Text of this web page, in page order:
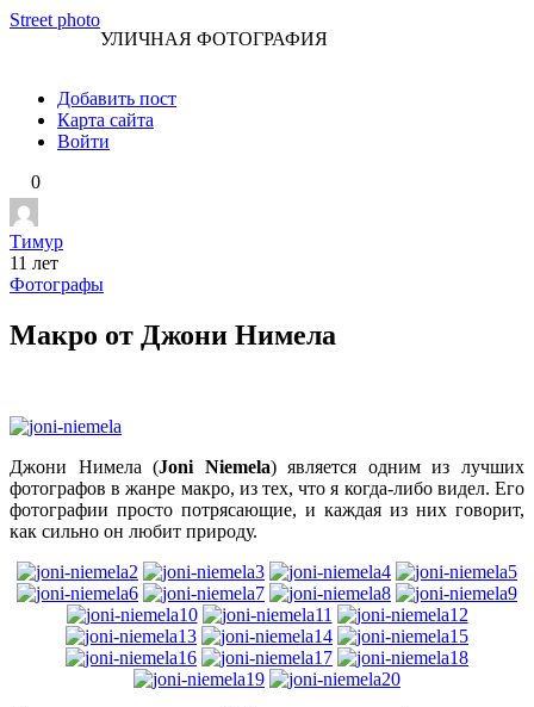
Перейти
Street photo
УЛИЧНАЯ ФОТОГРАФИЯ
Добавить пост
Карта сайта
Войти
0
Тимур
11 лет
Фотографы
Макро от Джони Нимела
Джони Нимела (Joni Niemela) является одним из лучших
фотографов в жанре макро, из тех, что я когда-либо видел. Его
фотографии просто потрясающие, и каждая из них говорит,
как сильно он любит природу.